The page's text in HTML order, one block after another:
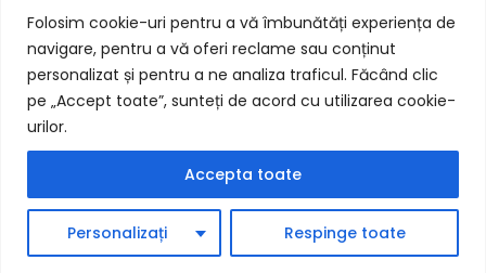
Folosim cookie-uri pentru a vă îmbunătăți experiența de
navigare, pentru a vă oferi reclame sau conținut
personalizat și pentru a ne analiza traficul. Făcând clic
pe „Accept toate”, sunteți de acord cu utilizarea cookie-
urilor.
Personalizați Respinge toate
Accepta toate
Modul integrare DPD curier